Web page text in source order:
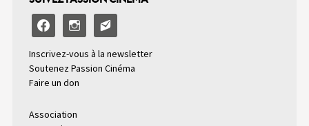
facebookinstagramemail-
alt2
Inscrivez-vous à la newsletter
Soutenez Passion Cinéma
Faire un don
Association